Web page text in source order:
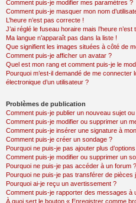
Comment puis-je modifier mes paramètres ?
Comment puis-je masquer mon nom
L’heure n’est pas correcte !
J’ai réglé le fuseau horaire mais l’heure
Ma langue n’apparaît pas dans la liste !
Que signifient les images situées à côté de
Comment puis-je afficher un avatar ?
Quel est mon rang et comment puis-je le
Pourquoi m’est-il demandé de me
électronique d’un utilisateur ?
Problèmes de publication
Comment puis-je publier un nouveau sujet
Comment puis-je modifier ou supprimer un
Comment puis-je insérer une signature à
Comment puis-je créer un sondage ?
Pourquoi ne puis-je pas ajouter plus
Comment puis-je modifier ou supprimer un
Pourquoi ne puis-je pas accéder à un forum ?
Pourquoi ne puis-je pas transférer de pièces
Pourquoi ai-je reçu un avertissement ?
Comment puis-je rapporter des messages à
À quoi sert le bouton « Enregistrer comme